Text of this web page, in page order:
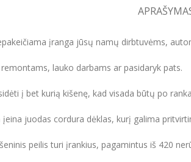
įranga jūsų namų dirbtuvėms,
lauko darbams ar pasidaryk pats.
į bet kurią kišenę, kad visada būtų po
juodas cordura dėklas, kurį galima
peilis turi įrankius, pagamintus iš 420